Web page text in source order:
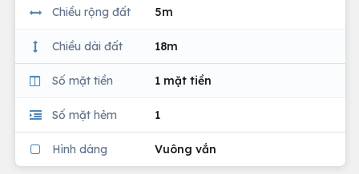
Chiều rộng đất 5m
Chiều dài đất 18m
Số mặt tiền 1 mặt tiền
Số mặt hẻm 1
Hình dáng Vuông vắn